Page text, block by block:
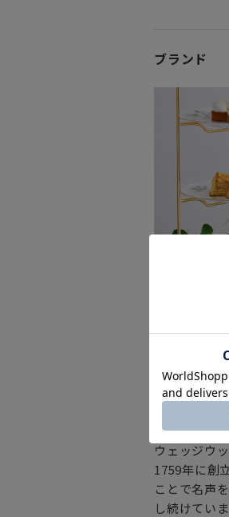
ブランド
ブランド
ウェッジ
ウェッジウ
1759年に創
ことで名声
し続けていま